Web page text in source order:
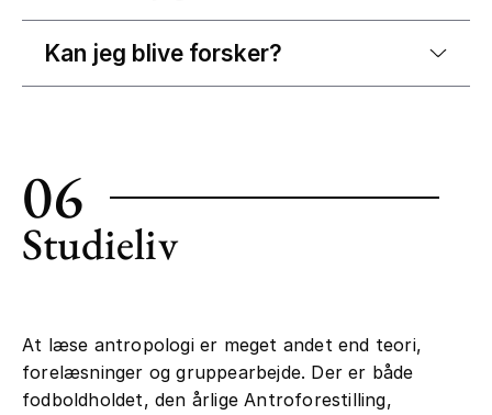
Kan jeg blive forsker?
06
Studieliv
At læse antropologi er meget andet end teori,
forelæsninger og gruppearbejde. Der er både
fodboldholdet, den årlige Antroforestilling,